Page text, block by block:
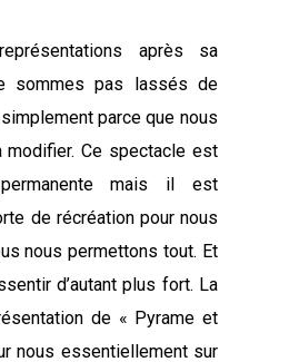
après sa
sommes pas lassés de
parce que nous
Ce spectacle est
mais il est
de récréation pour nous
nous permettons tout. Et
d’autant plus fort. La
de « Pyrame et
nous essentiellement sur